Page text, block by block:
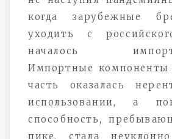
когда зарубежные
уходить с
началось
Импортные компоненты
часть оказалась
использовании, а
способность,
пике, стала